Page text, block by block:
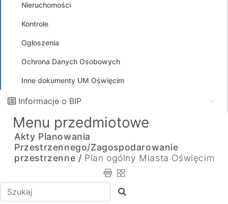
Nieruchomości
Kontrole
Ogłoszenia
Ochrona Danych Osobowych
Inne dokumenty UM Oświęcim
Informacje o BIP
Menu przedmiotowe
Akty Planowania
Przestrzennego/Zagospodarowanie
przestrzenne / Plan ogólny Miasta Oświęcim
Wpisz tekst do wyszukania Szukaj